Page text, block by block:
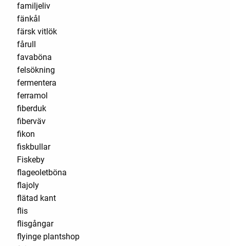
familjeliv
fänkål
färsk vitlök
fårull
favaböna
felsökning
fermentera
ferramol
fiberduk
fiberväv
fikon
fiskbullar
Fiskeby
flageoletböna
flajoly
flätad kant
flis
flisgångar
flyinge plantshop